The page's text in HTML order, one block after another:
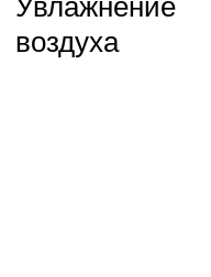
воздуха